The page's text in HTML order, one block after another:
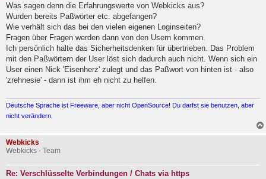
g
e
l
e
s
e
n
e
r
B
t
r
a
Was sagen denn die Erfahrungswerte von Webkicks aus?
Wurden bereits Paßwörter etc. abgefangen?
Wie verhält sich das bei den vielen eigenen Loginseiten?
Fragen über Fragen werden dann von den Usern kommen.
Ich persönlich halte das Sicherheitsdenken für übertrieben. Das Problem
mit den Paßwörtern der User löst sich dadurch auch nicht. Wenn sich ein
User einen Nick 'Eisenherz' zulegt und das Paßwort von hinten ist - also
'zrehnesie' - dann ist ihm eh nicht zu helfen.
Deutsche Sprache ist Freeware, aber nicht OpenSource! Du darfst sie benutzen, aber
nicht verändern.
Webkicks
Webkicks - Team
Re: Verschlüsselte Verbindungen / Chats via https